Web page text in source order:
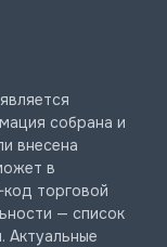
собрана и
внесена
в
торговой
— список
Актуальные